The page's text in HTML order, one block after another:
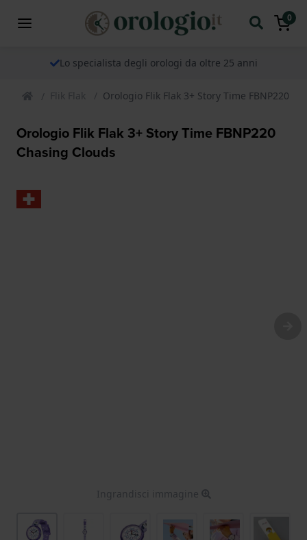
0
Lo specialista degli orologi da oltre 25 anni
Flik Flak Orologio Flik Flak 3+ Story Time FBNP220
Orologio Flik Flak 3+ Story Time FBNP220
Chasing Clouds
Ingrandisci immagine